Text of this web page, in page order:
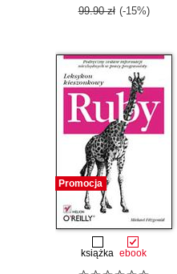
99.90 zł (-15%)
Promocja
książka ebook